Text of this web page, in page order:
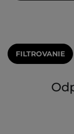
FILTROVANIE